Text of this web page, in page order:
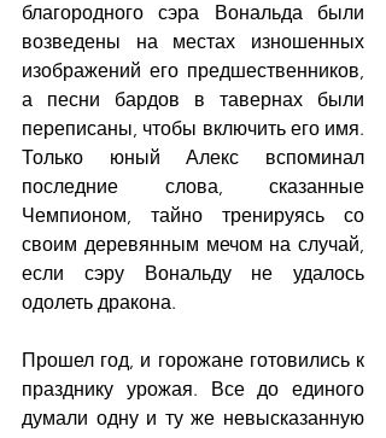
благородного сэра Вональда были
возведены на местах изношенных
изображений его предшественников,
а песни бардов в тавернах были
переписаны, чтобы включить его имя.
Только юный Алекс вспоминал
последние слова, сказанные
Чемпионом, тайно тренируясь со
своим деревянным мечом на случай,
если сэру Вональду не удалось
одолеть дракона.
Прошел год, и горожане готовились к
празднику урожая. Все до единого
думали одну и ту же невысказанную